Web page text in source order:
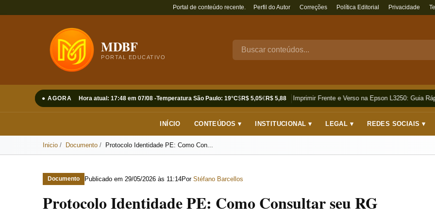
Portal de conteúdo recente. Perfil do Autor Correções Política Editorial Privacidade
MDBF
PORTAL EDUCATIVO
● AGORA Hora atual: 17:48 em 07/08 -Temperatura São Paulo: 19°C$R$ 5,05€R$ 5,88
Como Imprimir Frente e Verso na Epson L3250: Guia
INÍCIO CONTEÚDOS ▾ INSTITUCIONAL ▾ LEGAL ▾ REDES SOCIAIS ▾
Inicio Documento Protocolo Identidade PE: Como Con...
Documento Publicado em 29/05/2026 às 11:14Por Stéfano Barcellos
Protocolo Identidade PE: Como Consultar seu RG